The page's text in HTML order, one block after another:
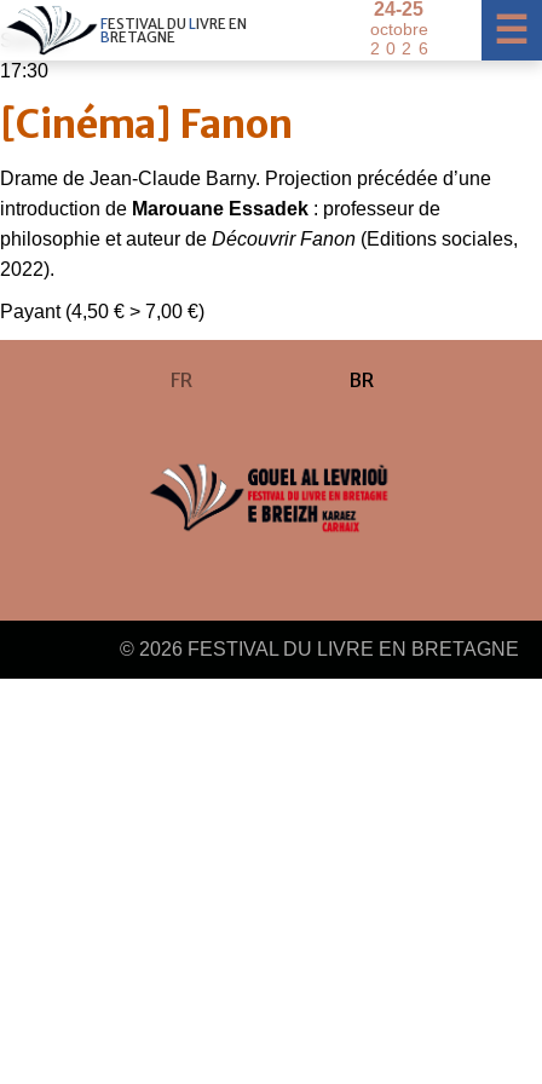
FESTIVALDU LIVREEN
BRETAGNE
24-25
octobre
20 2 6 ☰
×
Samedi
17:30
[Cinéma] Fanon
Drame de Jean-Claude Barny. Projection précédée d’une
introduction de Marouane Essadek : professeur de
philosophie et auteur de Découvrir Fanon (Editions sociales,
2022).
Payant (4,50 € > 7,00 €)
FR BR
© 2026 FESTIVAL DU LIVRE EN BRETAGNE